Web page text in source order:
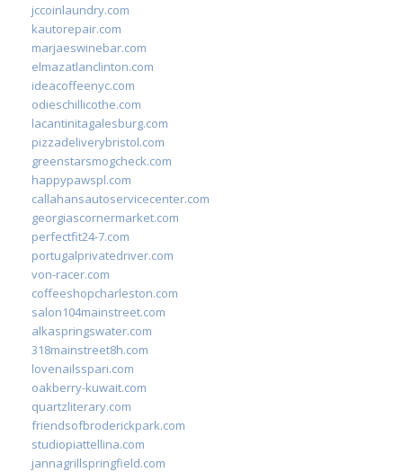
jccoinlaundry.com
kautorepair.com
marjaeswinebar.com
elmazatlanclinton.com
ideacoffeenyc.com
odieschillicothe.com
lacantinitagalesburg.com
pizzadeliverybristol.com
greenstarsmogcheck.com
happypawspl.com
callahansautoservicecenter.com
georgiascornermarket.com
perfectfit24-7.com
portugalprivatedriver.com
von-racer.com
coffeeshopcharleston.com
salon104mainstreet.com
alkaspringswater.com
318mainstreet8h.com
lovenailsspari.com
oakberry-kuwait.com
quartzliterary.com
friendsofbroderickpark.com
studiopiattellina.com
jannagrillspringfield.com